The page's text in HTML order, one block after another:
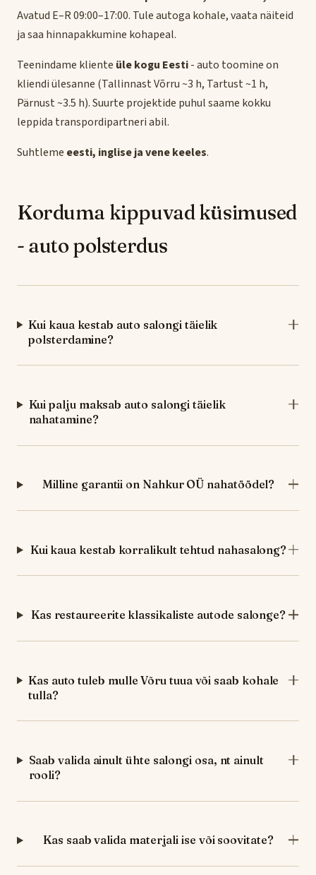
Avatud E–R 09:00–17:00. Tule autoga kohale, vaata näiteid
ja saa hinnapakkumine kohapeal.
Teenindame kliente üle kogu Eesti- auto toomine on
kliendi ülesanne (Tallinnast Võrru ~3 h, Tartust ~1 h,
Pärnust ~3.5 h). Suurte projektide puhul saame kokku
leppida transpordipartneri abil.
Suhtleme eesti, inglise ja vene keeles.
Korduma kippuvad küsimused
- auto polsterdus
Kui kaua kestab auto salongi täielik
polsterdamine?
Kui palju maksab auto salongi täielik
nahatamine?
Milline garantii on Nahkur OÜ nahatöödel?
Kui kaua kestab korralikult tehtud nahasalong?
Kas restaureerite klassikaliste autode salonge?
Kas auto tuleb mulle Võru tuua või saab kohale
tulla?
Saab valida ainult ühte salongi osa, nt ainult
rooli?
Kas saab valida materjali ise või soovitate?